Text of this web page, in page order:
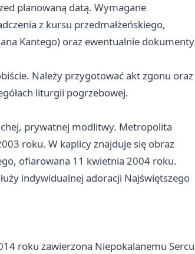
planowaną datą. Wymagane
z kursu przedmałżeńskiego,
Kantego) oraz ewentualnie dokumenty
Należy przygotować akt zgonu oraz
liturgii pogrzebowej.
prywatnej modlitwy. Metropolita
roku. W kaplicy znajduje się obraz
ofiarowana 11 kwietnia 2004 roku.
indywidualnej adoracji Najświętszego
roku zawierzona Niepokalanemu Sercu